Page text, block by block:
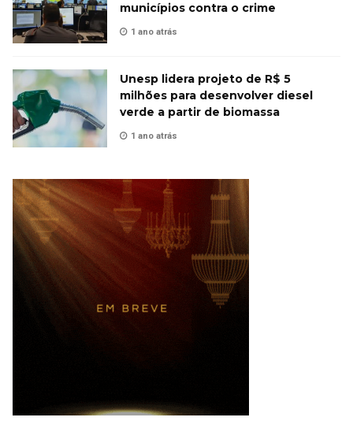
municípios contra o crime
1 ano atrás
Unesp lidera projeto de R$ 5
milhões para desenvolver diesel
verde a partir de biomassa
1 ano atrás